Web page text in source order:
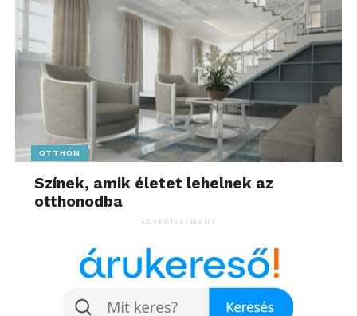
OTTHON
Színek, amik életet lehelnek az
otthonodba
ADVERTISEMENT